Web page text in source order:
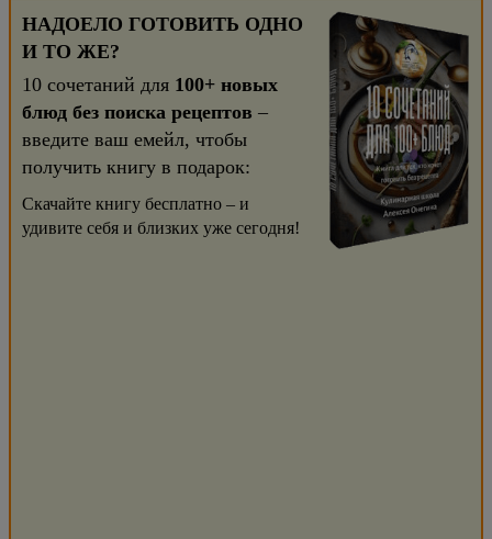
НАДОЕЛО ГОТОВИТЬ ОДНО
И ТО ЖЕ?
10 сочетаний для 100+ новых
блюд без поиска рецептов –
введите ваш емейл, чтобы
получить книгу в подарок:
Скачайте книгу бесплатно – и
удивите себя и близких уже сегодня!